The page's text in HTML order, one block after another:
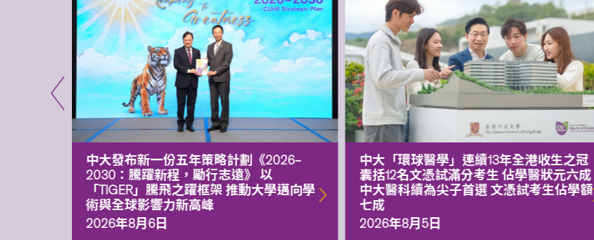
中大發布新一份五年策略計劃《2026‒
2030：騰躍新程，勵行志遠》 以
「TIGER」騰飛之躍框架 推動大學邁向學
術與全球影響力新高峰
2026年8月6日
中大「環球醫學」連續13年全港收生之冠
囊括12名文憑試滿分考生 佔學醫狀元六成
中大醫科續為尖子首選 文憑試考生佔學額
七成
2026年8月5日